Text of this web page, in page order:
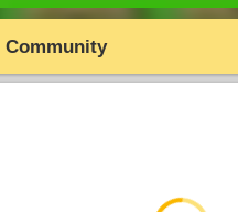
Community